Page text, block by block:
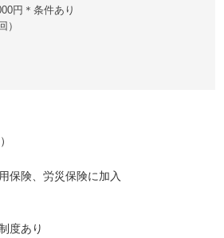
円＊条件あり
）
保険、労災保険に加入
度あり